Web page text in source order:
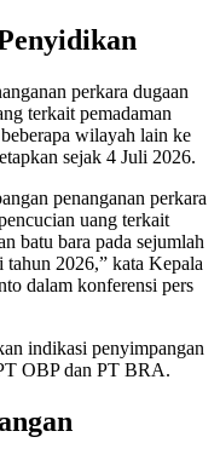
perkara dugaan
terkait pemadaman
wilayah lain ke
sejak 4 Juli 2026.
penanganan perkara
uang terkait
batu bara pada sejumlah
2026,” kata Kepala
dalam konferensi pers
indikasi penyimpangan
OBP dan PT BRA.